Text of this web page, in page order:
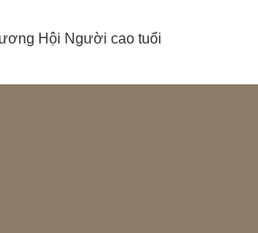
Hội Người cao tuổi